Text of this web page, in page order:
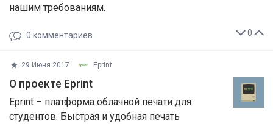
нашим требованиям.
0
0 комментариев
29 Июня 2017 Eprint
О проекте Eprint
Eprint – платформа облачной печати для
студентов. Быстрая и удобная печать